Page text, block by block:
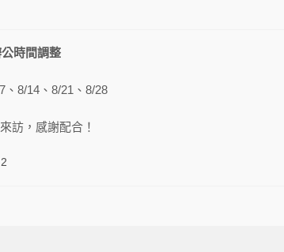
時間調整
、8/14、8/21、8/28
訪，感謝配合！